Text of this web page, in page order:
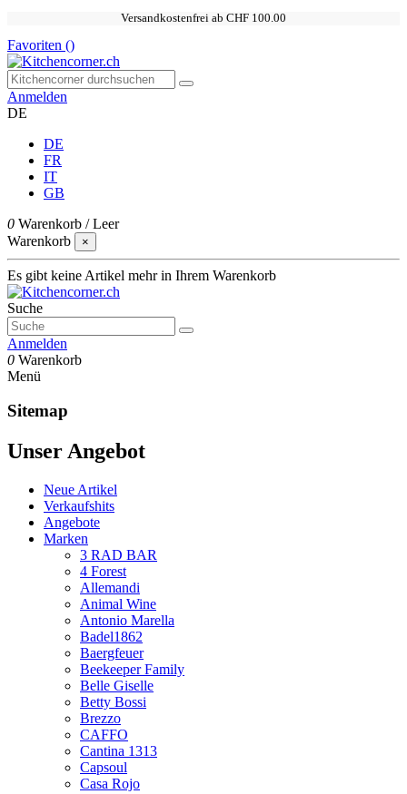
Versandkostenfrei ab CHF 100.00
Favoriten ()
Anmelden
DE
DE
FR
IT
GB
0 Warenkorb /Leer
Warenkorb
×
Es gibt keine Artikel mehr in Ihrem Warenkorb
Suche
Anmelden
0 Warenkorb
Menü
Sitemap
Unser Angebot
Neue Artikel
Verkaufshits
Angebote
Marken
3 RAD BAR
4 Forest
Allemandi
Animal Wine
Antonio Marella
Badel1862
Baergfeuer
Beekeeper Family
Belle Giselle
Betty Bossi
Brezzo
CAFFO
Cantina 1313
Capsoul
Casa Rojo